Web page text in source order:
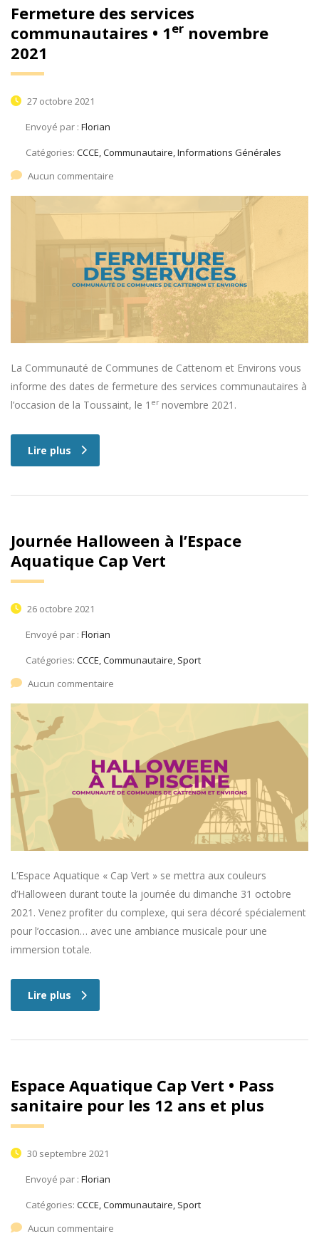
Fermeture des services
communautaires • 1er novembre
2021
27 octobre 2021
Envoyé par : Florian
Catégories: CCCE, Communautaire, Informations Générales
Aucun commentaire
La Communauté de Communes de Cattenom et Environs vous
informe des dates de fermeture des services communautaires à
l’occasion de la Toussaint, le 1 ernovembre 2021.
Lire plus
Journée Halloween à l’Espace
Aquatique Cap Vert
26 octobre 2021
Envoyé par : Florian
Catégories: CCCE, Communautaire, Sport
Aucun commentaire
L’Espace Aquatique « Cap Vert » se mettra aux couleurs
d’Halloween durant toute la journée du dimanche 31 octobre
2021. Venez profiter du complexe, qui sera décoré spécialement
pour l’occasion… avec une ambiance musicale pour une
immersion totale.
Lire plus
Espace Aquatique Cap Vert • Pass
sanitaire pour les 12 ans et plus
30 septembre 2021
Envoyé par : Florian
Catégories: CCCE, Communautaire, Sport
Aucun commentaire